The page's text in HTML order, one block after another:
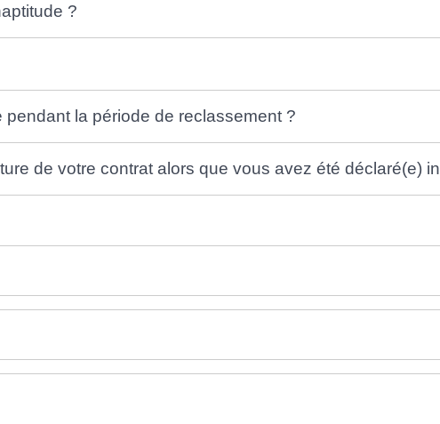
?
la période de reclassement ?
de votre contrat alors que vous avez été déclaré(e)